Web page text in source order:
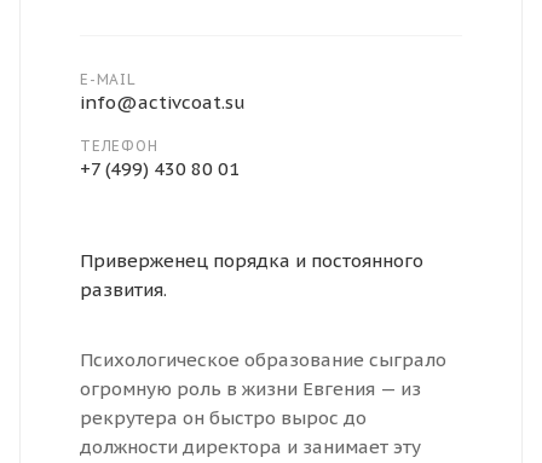
E-MAIL
info@activcoat.su
ТЕЛЕФОН
+7 (499) 430 80 01
Приверженец порядка и постоянного
развития.
Психологическое образование сыграло
огромную роль в жизни Евгения — из
рекрутера он быстро вырос до
должности директора и занимает эту